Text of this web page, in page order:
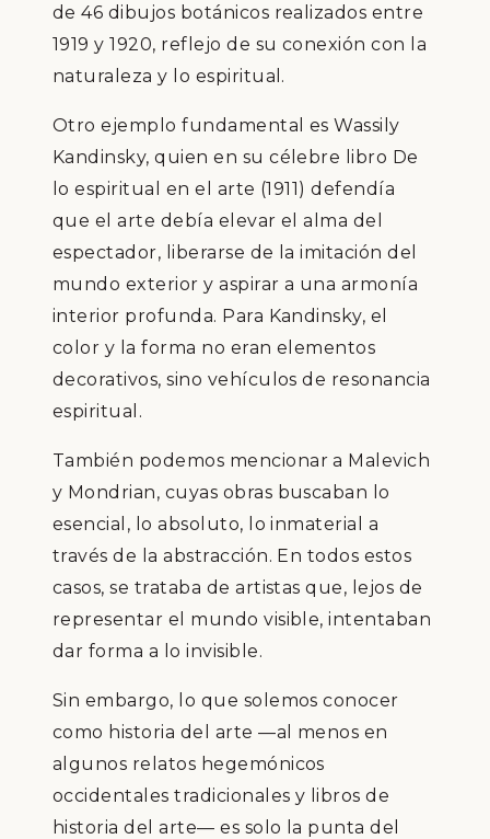
de 46 dibujos botánicos realizados entre
1919 y 1920, reflejo de su conexión con la
naturaleza y lo espiritual.
Otro ejemplo fundamental es Wassily
Kandinsky, quien en su célebre libro De
lo espiritual en el arte (1911) defendía
que el arte debía elevar el alma del
espectador, liberarse de la imitación del
mundo exterior y aspirar a una armonía
interior profunda. Para Kandinsky, el
color y la forma no eran elementos
decorativos, sino vehículos de resonancia
espiritual.
También podemos mencionar a Malevich
y Mondrian, cuyas obras buscaban lo
esencial, lo absoluto, lo inmaterial a
través de la abstracción. En todos estos
casos, se trataba de artistas que, lejos de
representar el mundo visible, intentaban
dar forma a lo invisible.
Sin embargo, lo que solemos conocer
como historia del arte —al menos en
algunos relatos hegemónicos
occidentales tradicionales y libros de
historia del arte— es solo la punta del